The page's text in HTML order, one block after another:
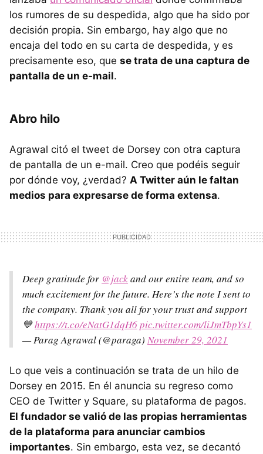
los rumores de su despedida, algo que ha sido por
decisión propia. Sin embargo, hay algo que no
encaja del todo en su carta de despedida, y es
precisamente eso, que se trata de una captura de
pantalla de un e-mail.
Abro hilo
Agrawal citó el tweet de Dorsey con otra captura
de pantalla de un e-mail. Creo que podéis seguir
por dónde voy, ¿verdad? A Twitter aún le faltan
medios para expresarse de forma extensa.
Deep gratitude for @jackand our entire team, and so
much excitement for the future. Here’s the note I sent to
the company. Thank you all for your trust and support
💙https://t.co/eNatG1dqH6pic.twitter.com/liJmTbpYs1
— Parag Agrawal (@paraga) November 29, 2021
Lo que veis a continuación se trata de un hilo de
Dorsey en 2015. En él anuncia su regreso como
CEO de Twitter y Square, su plataforma de pagos.
El fundador se valió de las propias herramientas
de la plataforma para anunciar cambios
importantes. Sin embargo, esta vez, se decantó